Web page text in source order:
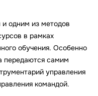
и одним из методов
в рамках
обучения. Особенно
передаются самим
управления
командой.